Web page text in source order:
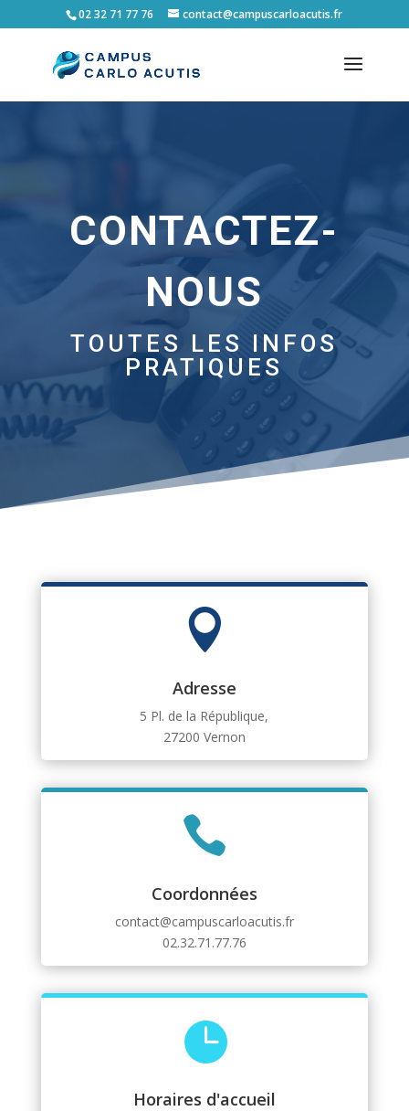
02 32 71 77 76 contact@campuscarloacutis.fr
CONTACTEZ-
NOUS
TOUTES LES INFOS
PRATIQUES

Adresse
5 Pl. de la République,
27200 Vernon

Coordonnées
contact@campuscarloacutis.fr
02.32.71.77.76

Horaires d'accueil